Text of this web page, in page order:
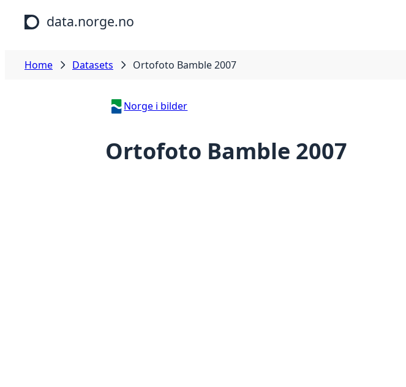
Skip to main content
data.norge.no
Home Datasets Ortofoto Bamble 2007
Norge i bilder
Ortofoto Bamble 2007